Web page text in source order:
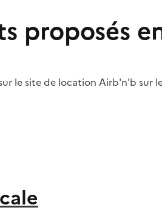
proposés
le site de location Airb'n'b